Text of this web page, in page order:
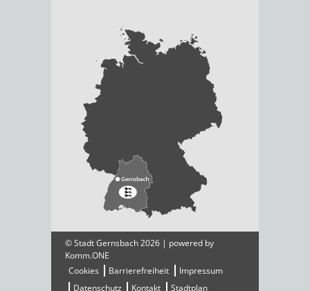
© Stadt Gernsbach 2026 | powered by
Komm.ONE
Cookies
Barrierefreiheit
Impressum
Datenschutz
Kontakt Stadtplan